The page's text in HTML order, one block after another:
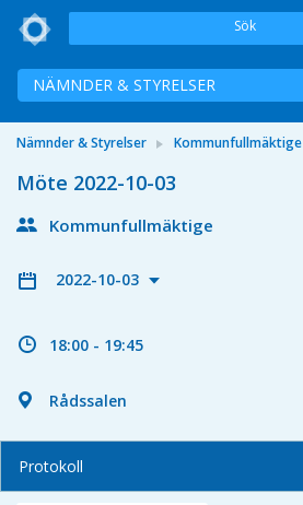
Sök
NÄMNDER & STYRELSER
Nämnder & Styrelser Kommunfullmäktige
Möte 2022-10-03
Kommunfullmäktige
2022-10-03
18:00 - 19:45
Rådssalen
Protokoll